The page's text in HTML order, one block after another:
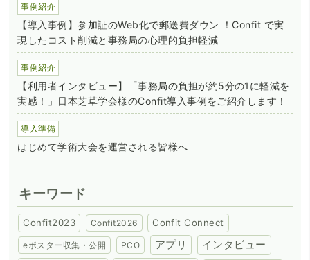
事例紹介
【導入事例】参加証のWeb化で郵送費ダウン ！Confit で実
現したコスト削減と事務局の心理的負担軽減
事例紹介
【利用者インタビュー】「事務局の負担が約5分の1に軽減を
実感！」日本芝草学会様のConfit導入事例をご紹介します！
導入準備
はじめて学術大会を運営される皆様へ
キーワード
Confit2023 Confit2026 Confit Connect
eポスター収集・公開 PCO アプリ インタビュー